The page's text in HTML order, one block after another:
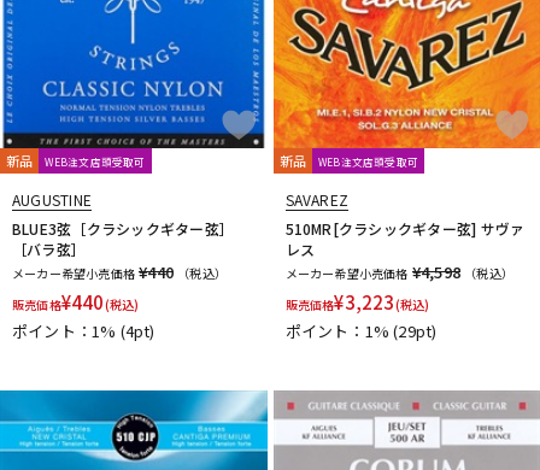
Toneism Pickups
TOUGH-TX TRIAL
TRICK
TRUE DYNA
trumpet station TUNE
Turtle Wax
ULTIMATE unknown
V-Z
Van Damme Vega-Trem
VeroCity Effects Pedals
VIBRAMATE
Vigier VitalAudio VIVACE VOVOX
WALRUS AUDIO
Wedgie Well Fine
WHITEFEATHER
Wilkinson Wittner Worth
Xotic
YAMAHA
ZEN-ON
他
320design アトス・インターナショナル
アルソ出版
カエルカフェ
キョーリツ
シンコーミュージック
フォンテック
ヤマハミュージックEHD
ヤマハミュージックトレーディング
ヤマハミュージックメディア
リットーミュージック
音楽之友社 山木秀夫コレクション
新品 WEB注文店頭受取可
AUGUSTINE
BLUE3弦［クラシックギター弦］
［バラ弦］
メーカー希望小売価格 ¥440
（税込）
販売価格¥440(税込)
ポイント：1% (4pt)
新品 WEB注文店頭受取可
SAVAREZ
510MR[クラシックギター弦] サヴァ
レス
メーカー希望小売価格 ¥4,598
（税込）
販売価格¥3,223(税込)
ポイント：1%(29pt)